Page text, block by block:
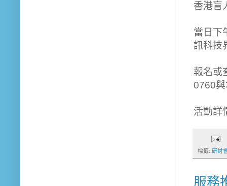
香港盲
當日下
訊科技
報名或
0760
活動詳
標籤: 研討
服務